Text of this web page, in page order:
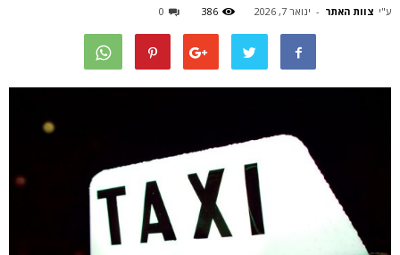
ע"י צוות האתר - ינואר 7, 2026 386
0